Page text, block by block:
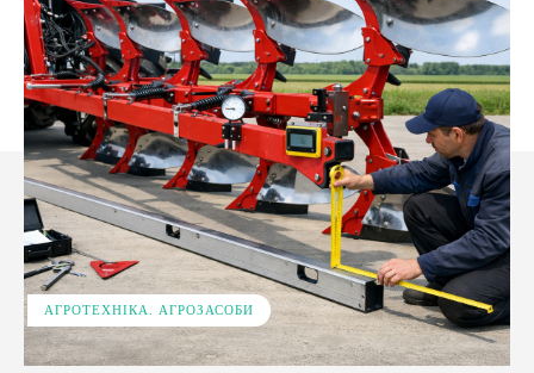
АГРОТЕХНІКА. АГРОЗАСОБИ